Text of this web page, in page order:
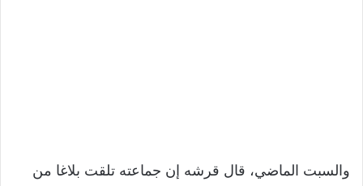
والسبت الماضي، قال قرشه إن جماعته تلقت بلاغا من